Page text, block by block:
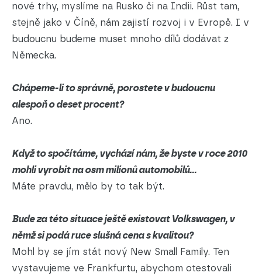
nové trhy, myslíme na Rusko či na Indii. Růst tam,
stejně jako v Číně, nám zajistí rozvoj i v Evropě. I v
budoucnu budeme muset mnoho dílů dodávat z
Německa.
Chápeme-li to správně, porostete v budoucnu
alespoň o deset procent?
Ano.
Když to spočítáme, vychází nám, že byste v roce 2010
mohli vyrobit na osm milionů automobilů...
Máte pravdu, mělo by to tak být.
Bude za této situace ještě existovat Volkswagen, v
němž si podá ruce slušná cena s kvalitou?
Mohl by se jím stát nový New Small Family. Ten
vystavujeme ve Frankfurtu, abychom otestovali